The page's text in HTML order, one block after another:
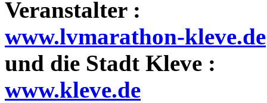
Veranstalter :
www.lvmarathon-kleve.de
und die Stadt Kleve :
www.kleve.de